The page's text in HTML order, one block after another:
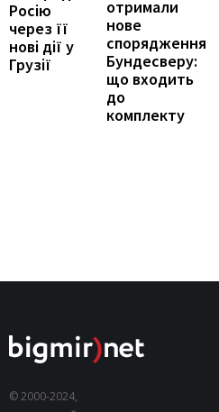
Росію
через її
нові дії у
Грузії
отримали
нове
спорядження
Бундесверу:
що входить
до
комплекту
© 2000-2024,